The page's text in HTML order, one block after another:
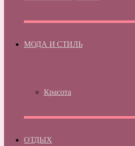
МОДА И СТИЛЬ
Красота
ОТДЫХ